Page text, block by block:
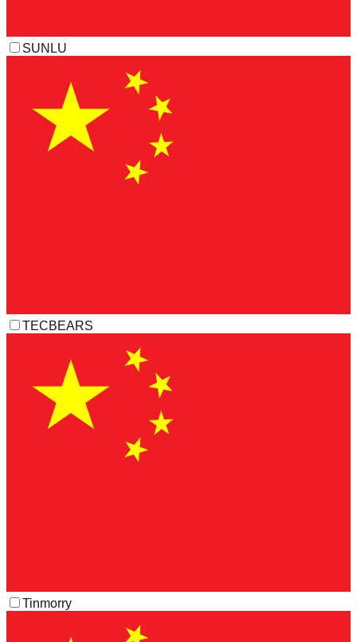
SUNLU
TECBEARS
Tinmorry